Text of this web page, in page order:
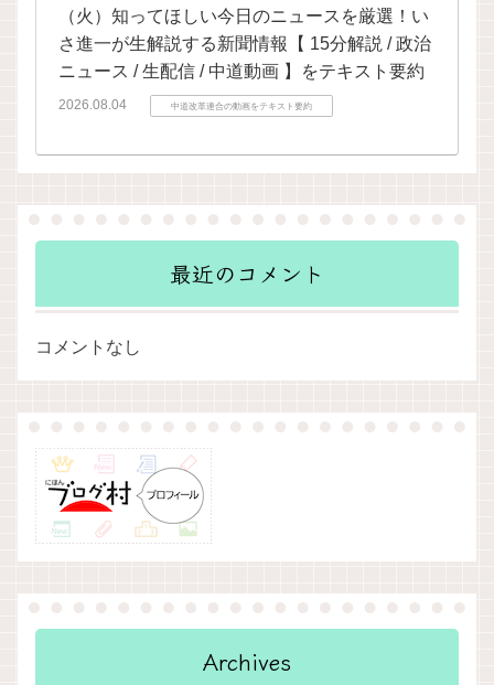
（火）知ってほしい今日のニュースを厳選！い
さ進一が生解説する新聞情報【 15分解説 / 政治
ニュース / 生配信 / 中道動画 】をテキスト要約
2026.08.04 中道改革連合の動画をテキスト要約
最近のコメント
コメントなし
Archives